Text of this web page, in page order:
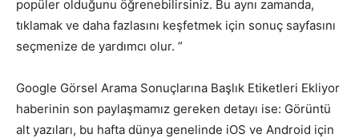
popüler olduğunu öğrenebilirsiniz. Bu aynı zamanda,
tıklamak ve daha fazlasını keşfetmek için sonuç sayfasını
seçmenize de yardımcı olur. ”
Google Görsel Arama Sonuçlarına Başlık Etiketleri Ekliyor
haberinin son paylaşmamız gereken detayı ise: Görüntü
alt yazıları, bu hafta dünya genelinde iOS ve Android için